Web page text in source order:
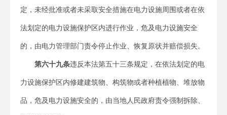
定，未经批准或者未采取安全措施在电力设施周围或者在依
法划定的电力设施保护区内进行作业，危及电力设施安全
的，由电力管理部门责令停止作业、恢复原状并赔偿损失。
第六十九条违反本法第五十三条规定，在依法划定的电
力设施保护区内修建建筑物、构筑物或者种植植物、堆放物
品，危及电力设施安全的，由当地人民政府责令强制拆除、